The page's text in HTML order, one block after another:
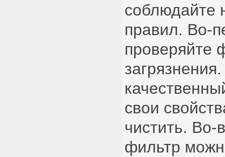
соблюдайте
правил. Во-
проверяйте
свои
чистить. Во-
фильтр